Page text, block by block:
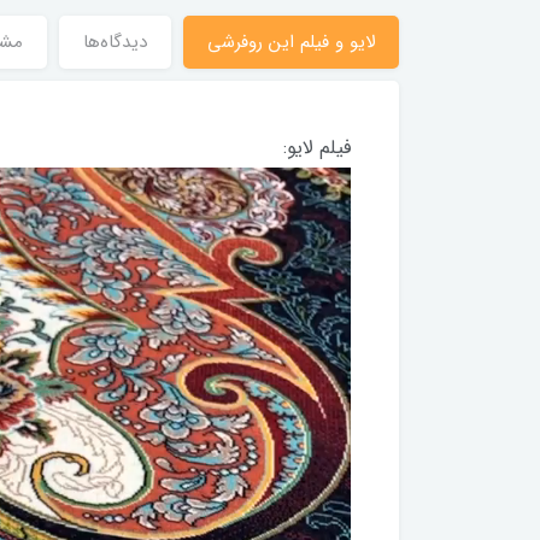
لایو و فیلم این روفرشی دیدگاه‌ها
فیلم لایو: